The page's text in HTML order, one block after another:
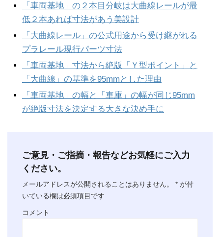
「車両基地」の２本目分岐は大曲線レールが最
低２本あれば寸法があう美設計
「大曲線レール」の公式用途から受け継がれる
プラレール現行パーツ寸法
「車両基地」寸法から絶版「Ｙ型ポイント」と
「大曲線」の基準を95mmとした理由
「車両基地」の幅と「車庫」の幅が同じ95mm
が絶版寸法を決定する大きな決め手に
ご意見・ご指摘・報告などお気軽にご入力
ください。
メールアドレスが公開されることはありません。 * が付
いている欄は必須項目です
コメント